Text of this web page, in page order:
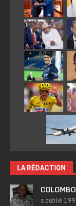
LA RÉDACTION
a publié